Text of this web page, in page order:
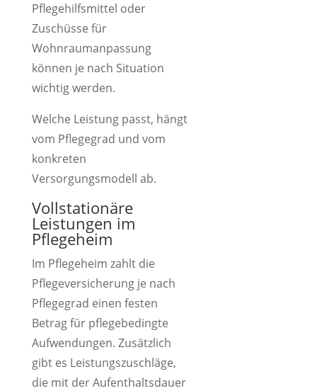
Pflegehilfsmittel oder
Zuschüsse für
Wohnraumanpassung
können je nach Situation
wichtig werden.
Welche Leistung passt, hängt
vom Pflegegrad und vom
konkreten
Versorgungsmodell ab.
Vollstationäre
Leistungen im
Pflegeheim
Im Pflegeheim zahlt die
Pflegeversicherung je nach
Pflegegrad einen festen
Betrag für pflegebedingte
Aufwendungen. Zusätzlich
gibt es Leistungszuschläge,
die mit der Aufenthaltsdauer